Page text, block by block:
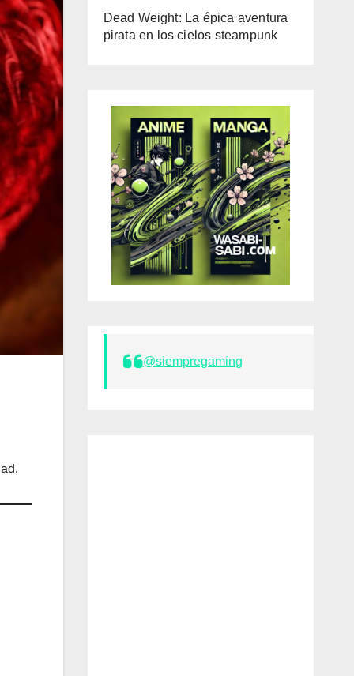
Dead Weight: La épica aventura
pirata en los cielos steampunk
@siempregaming